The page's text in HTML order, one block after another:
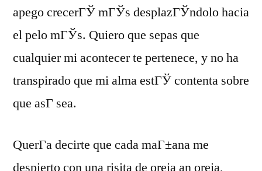
apego crecerГЎ mГЎs desplazГЎndolo hacia
el pelo mГЎs. Quiero que sepas que
cualquier mi acontecer te pertenece, y no ha
transpirado que mi alma estГЎ contenta sobre
que asГ­ sea.
QuerГ­a decirte que cada maГ±ana me
despierto con una risita de oreja an oreja,